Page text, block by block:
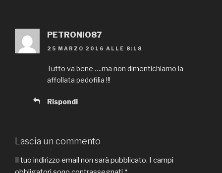
PETRONIO87
25 MARZO 2016 ALLE 8:18
Tutto va bene ….ma non dimentichiamo la
affollata pedofilia !!!
Rispondi
Lascia un commento
Il tuo indirizzo email non sarà pubblicato. I campi